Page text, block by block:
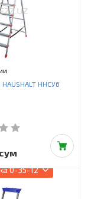
ННСУ6
0-35-12